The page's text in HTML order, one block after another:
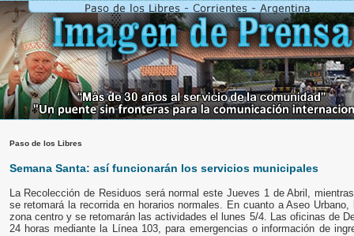
Paso de los Libres
Semana Santa: así funcionarán los servicios municipales
La Recolección de Residuos será normal este Jueves 1 de Abril,
se retomará la recorrida en horarios normales. En cuanto a Aseo
zona centro y se retomarán las actividades el lunes 5/4. Las oficinas de
24 horas mediante la Línea 103, para emergencias o información de